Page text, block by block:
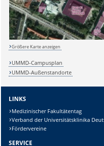
Lösung:
Größere Karte anzeigen
UMMD-Campusplan
UMMD-Außenstandorte
LINKS
Medizinischer Fakultätentag
Verband der Universitätsklinika
Fördervereine
SERVICE